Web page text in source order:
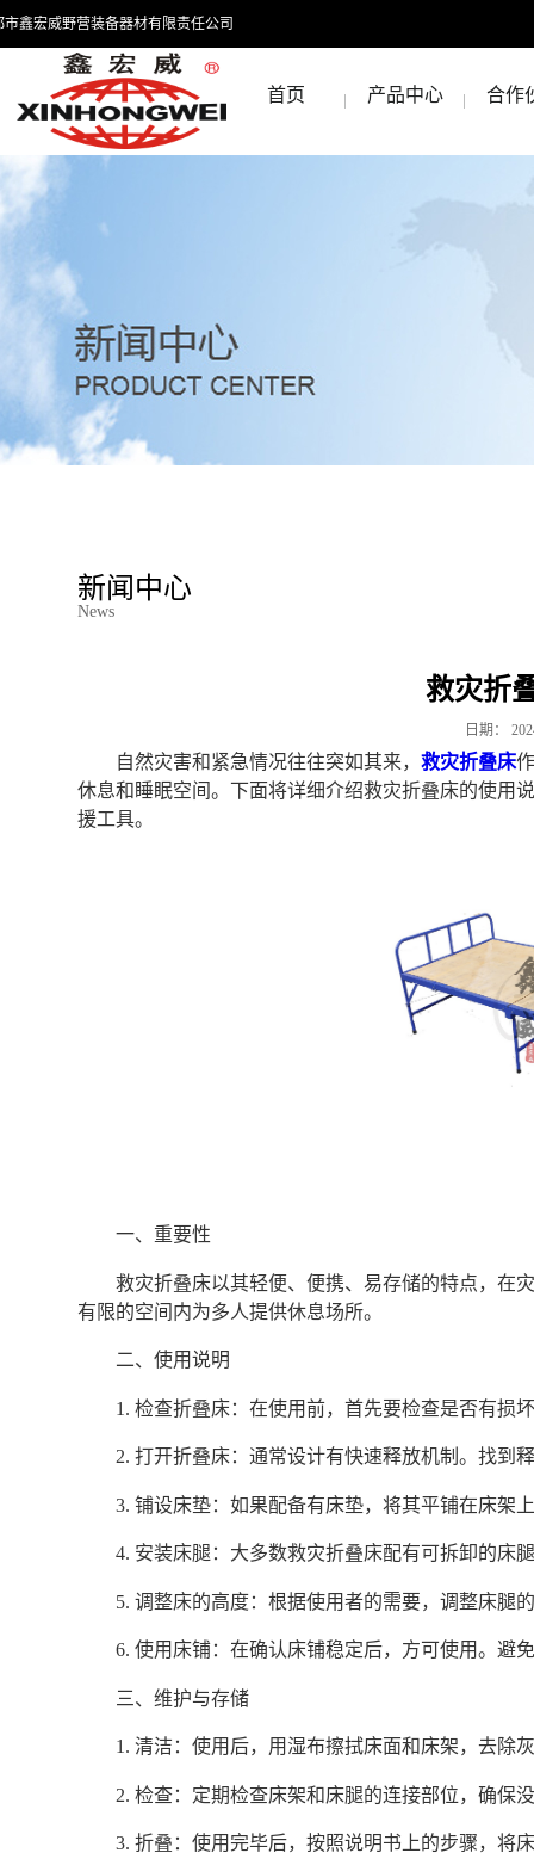
市鑫宏威野营装备器材有限责任公司
首页 产品中心 合作
新闻中心
News
救灾折
日期：
自然灾害和紧急情况往往突如其来， 救灾折叠床
休息和睡眠空间。下面将详细介绍救灾折叠床的使用
援工具。
一、重要性
救灾折叠床以其轻便、便携、易存储的特点，在
有限的空间内为多人提供休息场所。
二、使用说明
1. 检查折叠床：在使用前，首先要检查是否有损
2. 打开折叠床：通常设计有快速释放机制。找到
3. 铺设床垫：如果配备有床垫，将其平铺在床架
4. 安装床腿：大多数救灾折叠床配有可拆卸的床
5. 调整床的高度：根据使用者的需要，调整床腿
6. 使用床铺：在确认床铺稳定后，方可使用。避
三、维护与存储
1. 清洁：使用后，用湿布擦拭床面和床架，去除
2. 检查：定期检查床架和床腿的连接部位，确保
3. 折叠：使用完毕后，按照说明书上的步骤，将